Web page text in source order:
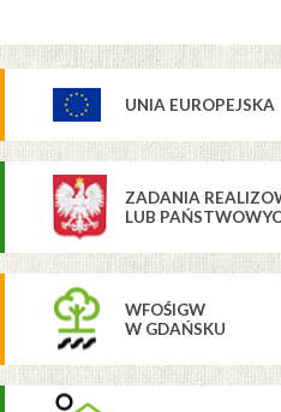
UNIA EUROPEJSKA
ZADANIA
LUB
WFOŚIGW
W GDAŃSKU